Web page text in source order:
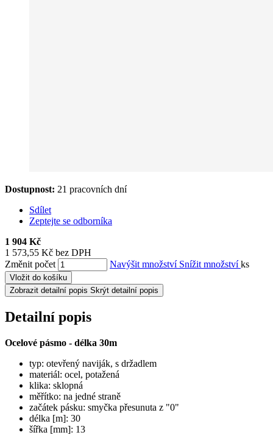
Dostupnost: 21 pracovních dní
Sdílet
Zeptejte se odborníka
1 904 Kč
1 573,55 Kč bez DPH
Změnit počet
Navýšit množství Snížit množstvíks
Vložit do košíku
Zobrazit detailní popis Skrýt detailní popis
Detailní popis
Ocelové pásmo - délka 30m
typ: otevřený naviják, s držadlem
materiál: ocel, potažená
klika: sklopná
měřítko: na jedné straně
začátek pásku: smyčka přesunuta z "0"
délka [m]: 30
šířka [mm]: 13